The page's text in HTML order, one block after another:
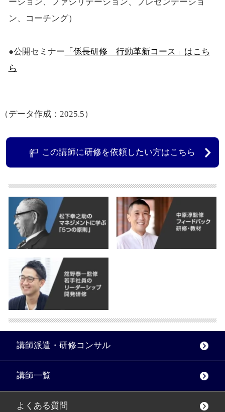
ン、コーチング）
●公開セミナー 「係長研修 行動革新コース」はこち
ら
（データ作成：2025.5）
この講師に研修を依頼したい方はこちら
講師派遣・研修コンサル
講師一覧
よくある質問